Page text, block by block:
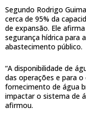
Segundo Rodrigo
cerca de 95% da
de expansão. Ele
segurança hídrica para
abastecimento público.
“A disponibilidade de
das operações e para
fornecimento de água
impactar o sistema de
afirmou.